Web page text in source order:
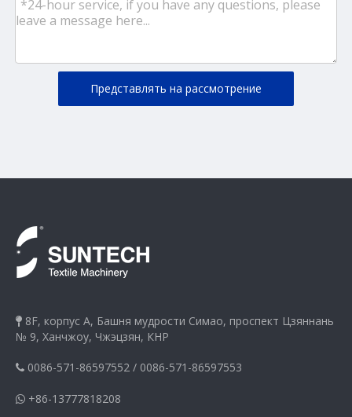
Представлять на рассмотрение
 8F, корпус A, Башня мудрости Симао, проспект Цзяннань
№ 9, Ханчжоу, Чжэцзян, КНР
 0086-571-86597552 / 0086-571-86597553
 +86-13777818208